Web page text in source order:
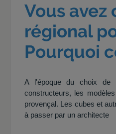
Vous
régional
Pourquoi
A l'époque du choix de
constructeurs, les
provençal. Les cubes et
à passer par un architecte